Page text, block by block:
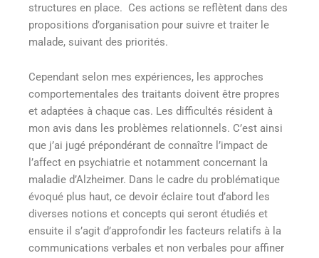
structures en place. Ces actions se reflètent dans des
propositions d’organisation pour suivre et traiter le
malade, suivant des priorités.
Cependant selon mes expériences, les approches
comportementales des traitants doivent être propres
et adaptées à chaque cas. Les difficultés résident à
mon avis dans les problèmes relationnels. C’est ainsi
que j’ai jugé prépondérant de connaître l’impact de
l’affect en psychiatrie et notamment concernant la
maladie d’Alzheimer. Dans le cadre du problématique
évoqué plus haut, ce devoir éclaire tout d’abord les
diverses notions et concepts qui seront étudiés et
ensuite il s’agit d’approfondir les facteurs relatifs à la
communications verbales et non verbales pour affiner